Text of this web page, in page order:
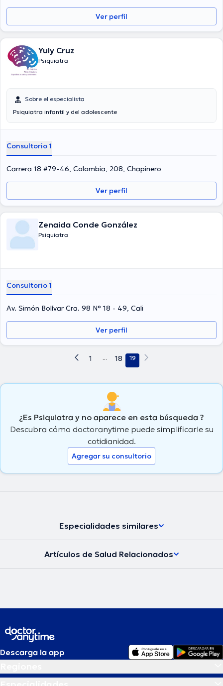
Ver perfil
Yuly Cruz
Psiquiatra
Sobre el especialista
Psiquiatra infantil y del adolescente
Consultorio 1
Carrera 18 #79-46, Colombia, 208, Chapinero
Ver perfil
Zenaida Conde González
Psiquiatra
Consultorio 1
Av. Simón Bolívar Cra. 98 N° 18 - 49, Cali
Ver perfil
1 ... 18 19
¿Es Psiquiatra y no aparece en esta búsqueda ?
Descubra cómo doctoranytime puede simplificarle su
cotidianidad.
Agregar su consultorio
Especialidades similares
Artículos de Salud Relacionados
Descarga la app